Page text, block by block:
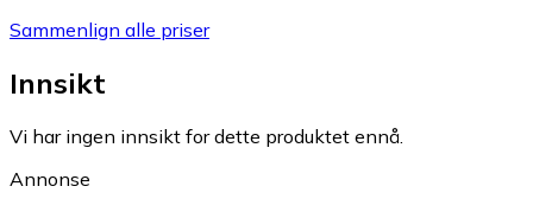
Sammenlign alle priser
Innsikt
Vi har ingen innsikt for dette produktet ennå.
Annonse